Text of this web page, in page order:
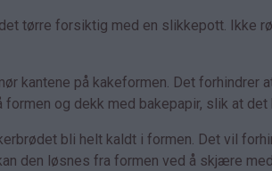
tørre forsiktig med en slikkepott. Ikke
kantene på kakeformen. Det
formen og dekk med bakepapir, slik at
bli helt kaldt i formen. Det vil
den løsnes fra formen ved å skjære